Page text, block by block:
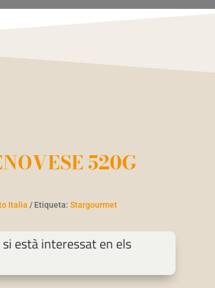
520G
Italia Etiqueta:Stargourmet
està interessat en els